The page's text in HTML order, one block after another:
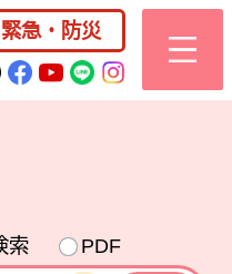
桜川市公式ホー
緊急・防災
桜川市公式Twitter
桜川市公式
桜川市公式
桜川市公式
索
PDF